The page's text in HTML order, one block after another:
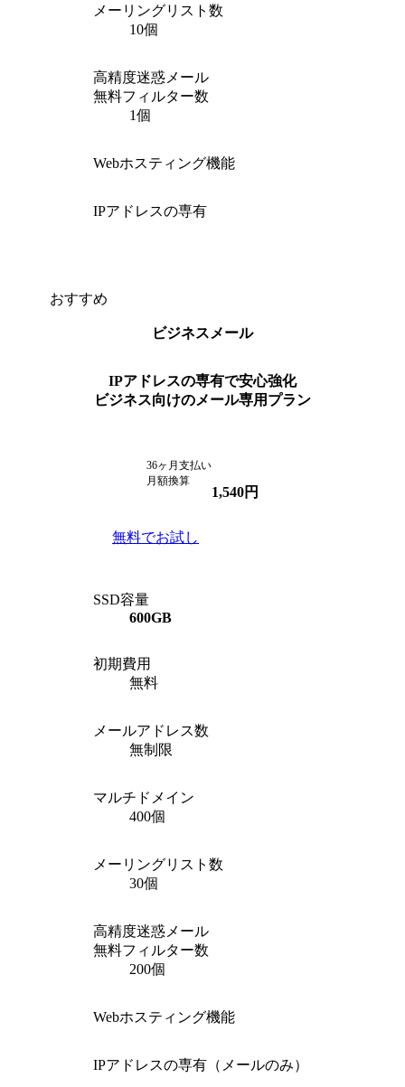
メーリングリスト数
10個
高精度迷惑メール
無料フィルター数
1個
Webホスティング機能
IPアドレスの専有
おすすめ
ビジネスメール
IPアドレスの専有で安心強化
ビジネス向けのメール専用プラン
36ヶ月支払い
月額換算
1,540円
無料でお試し
SSD容量
600GB
初期費用
無料
メールアドレス数
無制限
マルチドメイン
400個
メーリングリスト数
30個
高精度迷惑メール
無料フィルター数
200個
Webホスティング機能
IPアドレスの専有（メールのみ）